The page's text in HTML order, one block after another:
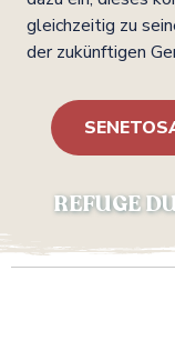
gleichzeitig zu
der zukünftigen
REFUGE